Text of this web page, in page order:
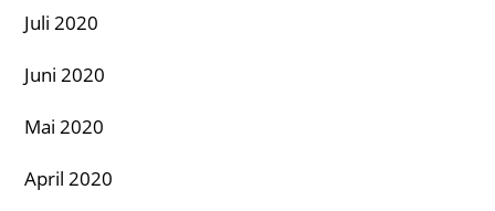
Juli 2020
Juni 2020
Mai 2020
April 2020